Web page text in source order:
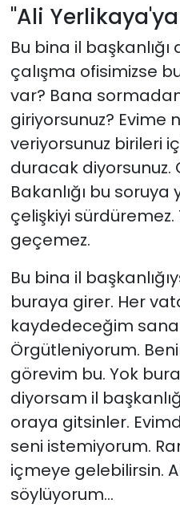
"Ali
Bu bina il başkanlığı
çalışma ofisimizse
var? Bana
giriyorsunuz? Evime
veriyorsunuz birileri
duracak diyorsunuz.
Bakanlığı bu soruya
çelişkiyi
geçemez.
Bu bina il
buraya girer. Her
kaydedeceğim sana
Örgütleniyorum.
görevim bu. Yok
diyorsam il
oraya gitsinler.
seni istemiyorum.
içmeye gelebilirsin.
söylüyorum...